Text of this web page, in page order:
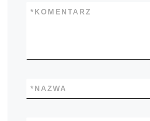
KOMENTARZ
*
NAZWA
*